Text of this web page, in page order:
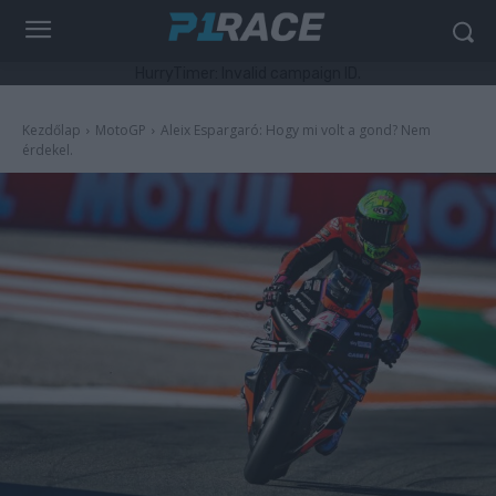
Kezdőlap MotoGP
Aleix Espargaró: Hogy mi volt a gond? Nem
érdekel.